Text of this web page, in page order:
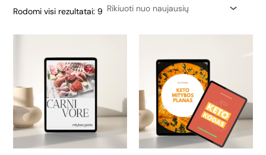
Rodomi visi rezultatai: 9